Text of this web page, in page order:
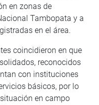
en zonas de
Tambopata y a
en el área.
coincidieron en que
reconocidos
con instituciones
básicos, por lo
en campo